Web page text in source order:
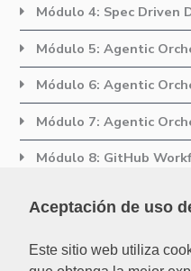
Aceptación de uso
Este sitio web utiliza
Módulo 4: Spec Driven
Módulo 5: Agentic
Módulo 6: Agentic
Módulo 7: Agentic
Módulo 8: GitHub
Módulo 11: Otras